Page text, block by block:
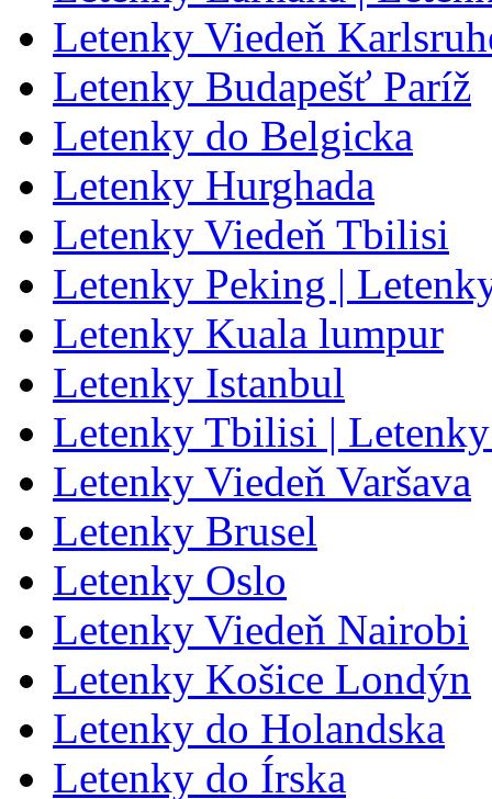
Letenky Viedeň
Letenky Budapešť Paríž
Letenky do Belgicka
Letenky Hurghada
Letenky Viedeň Tbilisi
Letenky Peking |
Letenky Kuala lumpur
Letenky Istanbul
Letenky Tbilisi |
Letenky Viedeň Varšava
Letenky Brusel
Letenky Oslo
Letenky Viedeň Nairobi
Letenky Košice Londýn
Letenky do Holandska
Letenky do Írska